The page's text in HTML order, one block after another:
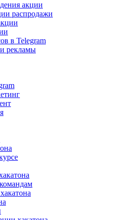
акции
распродажи
в Telegram
рекламы